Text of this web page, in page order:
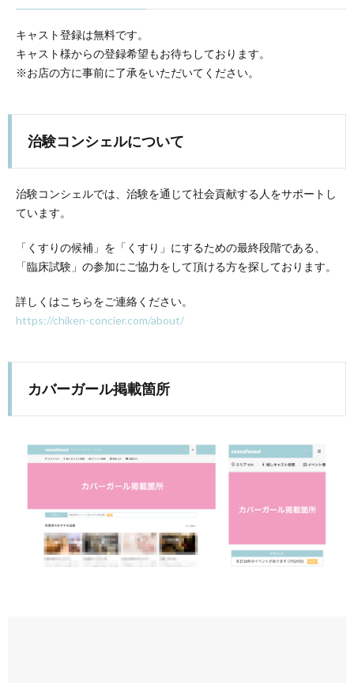
キャスト登録は無料です。
キャスト様からの登録希望もお待ちしております。
※お店の方に事前に了承をいただいてください。
治験コンシェルについて
治験コンシェルでは、治験を通じて社会貢献する人をサポートし
ています。
「くすりの候補」を「くすり」にするための最終段階である、
「臨床試験」の参加にご協力をして頂ける方を探しております。
詳しくはこちらをご連絡ください。
https://chiken-concier.com/about/
カバーガール掲載箇所